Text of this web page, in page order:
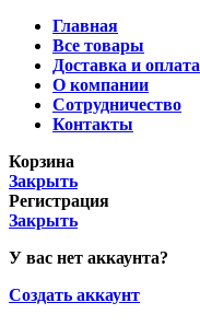
Главная
Все товары
Доставка и оплата
О компании
Сотрудничество
Контакты
Корзина
Закрыть
Регистрация
Закрыть
У вас нет аккаунта?
Создать аккаунт